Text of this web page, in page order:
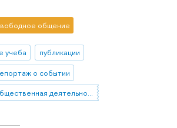
общение
учеба
публикации
о событии
общественная деятельность